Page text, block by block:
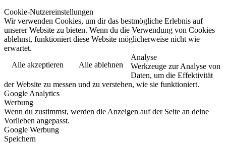
Cookie-Nutzereinstellungen
Wir verwenden Cookies, um dir das bestmögliche Erlebnis auf
unserer Website zu bieten. Wenn du die Verwendung von Cookies
ablehnst, funktioniert diese Website möglicherweise nicht wie
erwartet.
Alle akzeptieren
Alle ablehnen
Analyse
Werkzeuge zur Analyse von
Daten, um die Effektivität
der Website zu messen und zu verstehen, wie sie funktioniert.
Google Analytics
Werbung
Wenn du zustimmst, werden die Anzeigen auf der Seite an deine
Vorlieben angepasst.
Google Werbung
Speichern